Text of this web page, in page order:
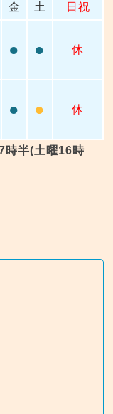
金 土 日祝
● ● 休
● ● 休
時半(土曜16時